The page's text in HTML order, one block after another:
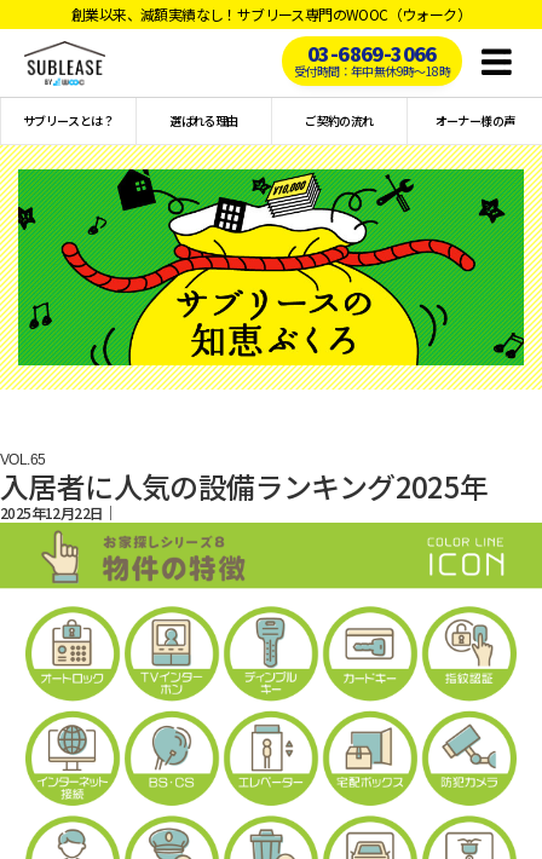
創業以来、減額実績なし！サブリース専門のWOOC（ウォーク）
03-6869-3066
受付時間：年中無休9時〜18時
サブリースとは？ 選ばれる理由 ご契約の流れ オーナー様の声
VOL. 65
入居者に人気の設備ランキング2025年
2025年12月22日｜